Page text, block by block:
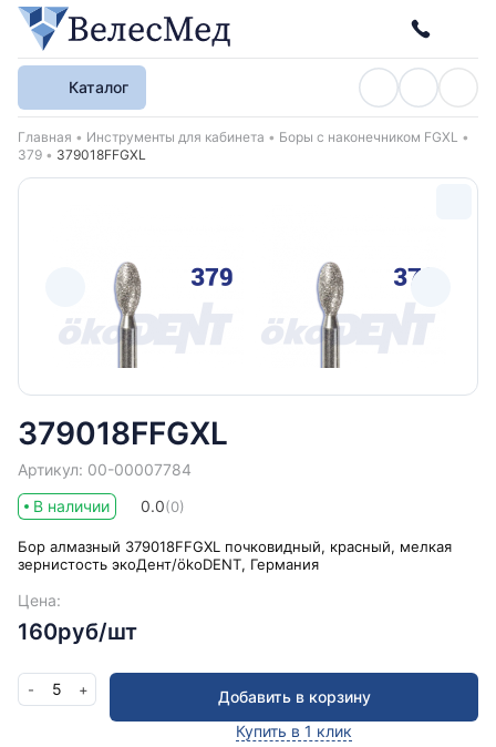
Каталог
Хлебные крошки
Главная Инструменты для кабинета
Боры с наконечником FGXL
379
379018FFGXL
379018FFGXL
Артикул: 00-00007784
В наличии
0.0(0)
Бор алмазный 379018FFGXL почковидный, красный, мелкая
зернистость экоДент/ökoDENT, Германия
Цена:
160руб/шт
- 5 +
Добавить в корзину
Купить в 1 клик